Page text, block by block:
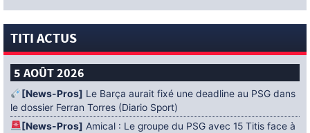
TITI ACTUS
5 AOÛT 2026
[News-Pros] Le Barça aurait fixé une deadline au PSG dans
le dossier Ferran Torres (Diario Sport)
[News-Pros] Amical : Le groupe du PSG avec 15 Titis face à